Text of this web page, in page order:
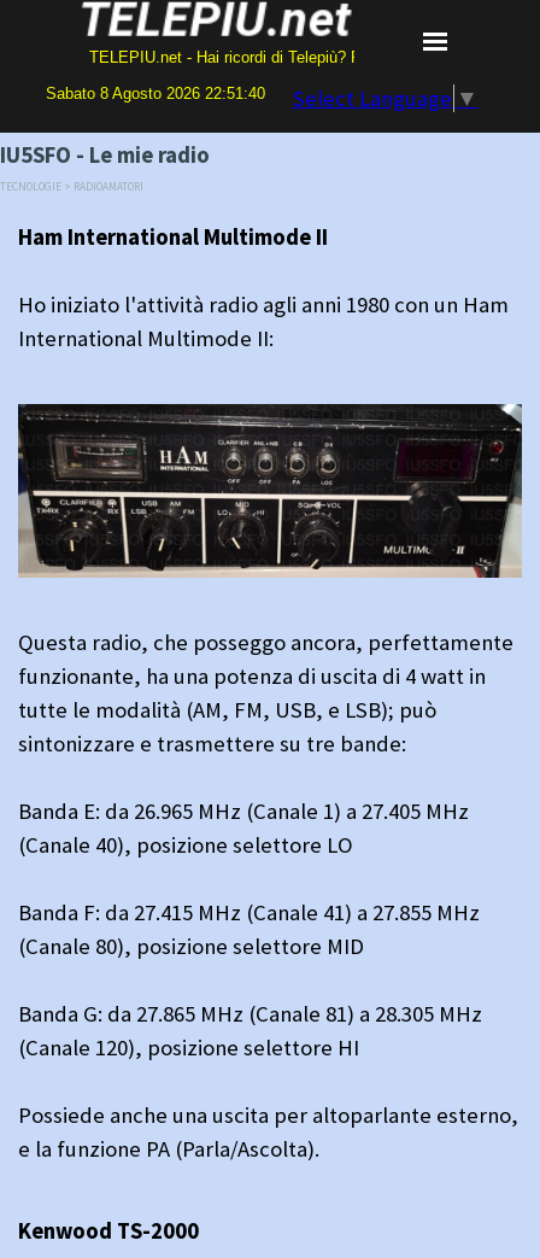
TELEPIU.net - Hai ricordi di Telepiù? Programmi o videocassette
Sabato 8 Agosto 2026 22:51:41
Select Language ▼
IU5SFO - Le mie radio
TECNOLOGIE > RADIOAMATORI
Ham International Multimode II
Ho iniziato l'attività radio agli anni 1980 con un Ham
International Multimode II:
Questa radio, che posseggo ancora, perfettamente
funzionante, ha una potenza di uscita di 4 watt in
tutte le modalità (AM, FM, USB, e LSB); può
sintonizzare e trasmettere su tre bande:
Banda E: da 26.965 MHz (Canale 1) a 27.405 MHz
(Canale 40), posizione selettore LO
Banda F: da 27.415 MHz (Canale 41) a 27.855 MHz
(Canale 80), posizione selettore MID
Banda G: da 27.865 MHz (Canale 81) a 28.305 MHz
(Canale 120), posizione selettore HI
Possiede anche una uscita per altoparlante esterno,
e la funzione PA (Parla/Ascolta).
Kenwood TS-2000